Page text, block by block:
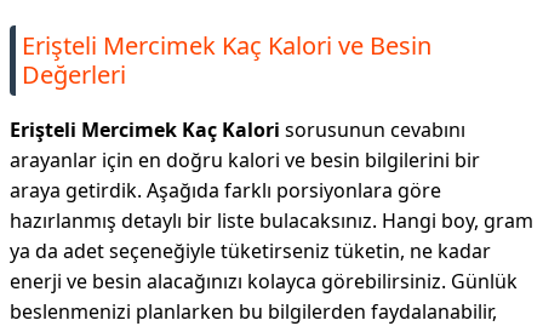
Erişteli Mercimek Kaç Kalori ve Besin
Değerleri
Erişteli Mercimek Kaç Kalori sorusunun cevabını
arayanlar için en doğru kalori ve besin bilgilerini bir
araya getirdik. Aşağıda farklı porsiyonlara göre
hazırlanmış detaylı bir liste bulacaksınız. Hangi boy, gram
ya da adet seçeneğiyle tüketirseniz tüketin, ne kadar
enerji ve besin alacağınızı kolayca görebilirsiniz. Günlük
beslenmenizi planlarken bu bilgilerden faydalanabilir,